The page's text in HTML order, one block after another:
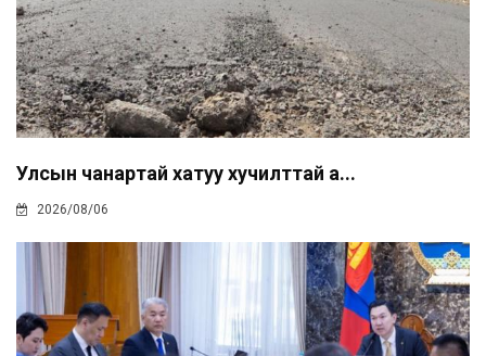
Улсын чанартай хатуу хучилттай а...
2026/08/06